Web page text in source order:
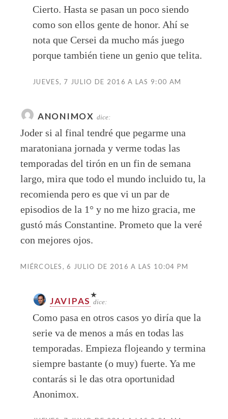
Cierto. Hasta se pasan un poco siendo
como son ellos gente de honor. Ahí se
nota que Cersei da mucho más juego
porque también tiene un genio que telita.
JUEVES, 7 JULIO DE 2016 A LAS 9:00 AM
ANONIMOX dice:
Joder si al final tendré que pegarme una
maratoniana jornada y verme todas las
temporadas del tirón en un fin de semana
largo, mira que todo el mundo incluido tu, la
recomienda pero es que vi un par de
episodios de la 1° y no me hizo gracia, me
gustó más Constantine. Prometo que la veré
con mejores ojos.
MIÉRCOLES, 6 JULIO DE 2016 A LAS 10:04 PM
JAVIPAS dice:
Como pasa en otros casos yo diría que la
serie va de menos a más en todas las
temporadas. Empieza flojeando y termina
siempre bastante (o muy) fuerte. Ya me
contarás si le das otra oportunidad
Anonimox.